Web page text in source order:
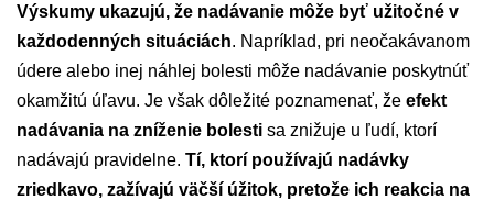
Výskumy ukazujú, že nadávanie môže byť užitočné v
každodenných situáciách. Napríklad, pri neočakávanom
údere alebo inej náhlej bolesti môže nadávanie poskytnúť
okamžitú úľavu. Je však dôležité poznamenať, že efekt
nadávania na zníženie bolesti sa znižuje u ľudí, ktorí
nadávajú pravidelne. Tí, ktorí používajú nadávky
zriedkavo, zažívajú väčší úžitok, pretože ich reakcia na